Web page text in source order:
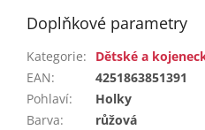
Doplňkové parametry
Kategorie:
Dětské a
EAN:
4251863851391
Pohlaví:
Holky
Barva:
růžová